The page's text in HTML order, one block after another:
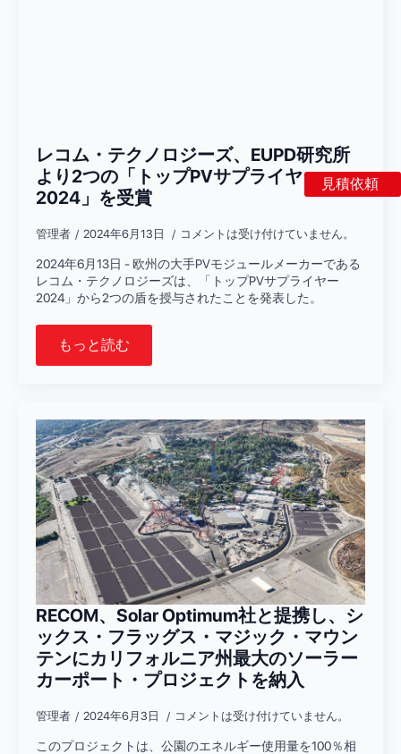
見積依頼
レコム・テクノロジーズ、EUPD研究所
より2つの「トップPVサプライヤー
2024」を受賞
管理者 2024年6月13日 コメントは受け付けていません。
2024年6月13日 - 欧州の大手PVモジュールメーカーである
レコム・テクノロジーズは、「トップPVサプライヤー
2024」から2つの盾を授与されたことを発表した。
もっと読む
RECOM、Solar Optimum社と提携し、シ
ックス・フラッグス・マジック・マウン
テンにカリフォルニア州最大のソーラー
カーポート・プロジェクトを納入
管理者 2024年6月3日 コメントは受け付けていません。
このプロジェクトは、公園のエネルギー使用量を100％相